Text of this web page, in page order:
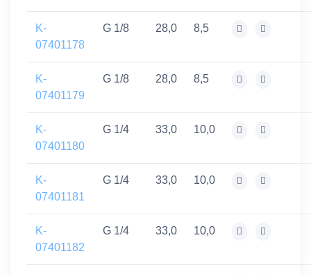
K-
07401178
G 1/8 28,0 8,5
K-
07401179
G 1/8 28,0 8,5
K-
07401180
G 1/4 33,0 10,0
K-
07401181
G 1/4 33,0 10,0
K-
07401182
G 1/4 33,0 10,0